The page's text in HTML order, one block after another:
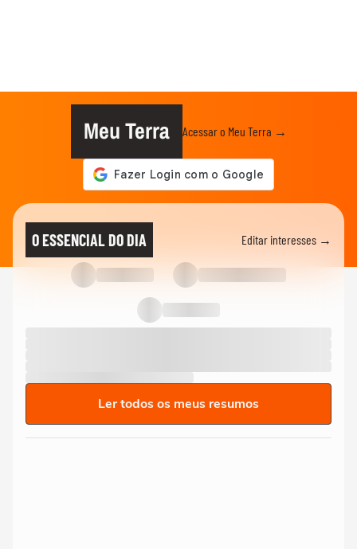
Meu Terra Acessar o Meu Terra →
O ESSENCIAL DO DIA Editar interesses →
Ler todos os meus resumos